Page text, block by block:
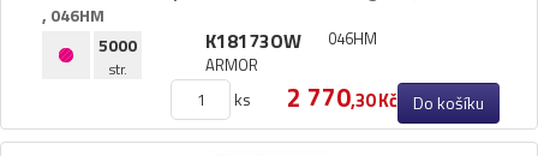
,​ 046HM
5000
str.
K18173OW
ARMOR
046HM
ks 2 770,30 Kč Do košíku